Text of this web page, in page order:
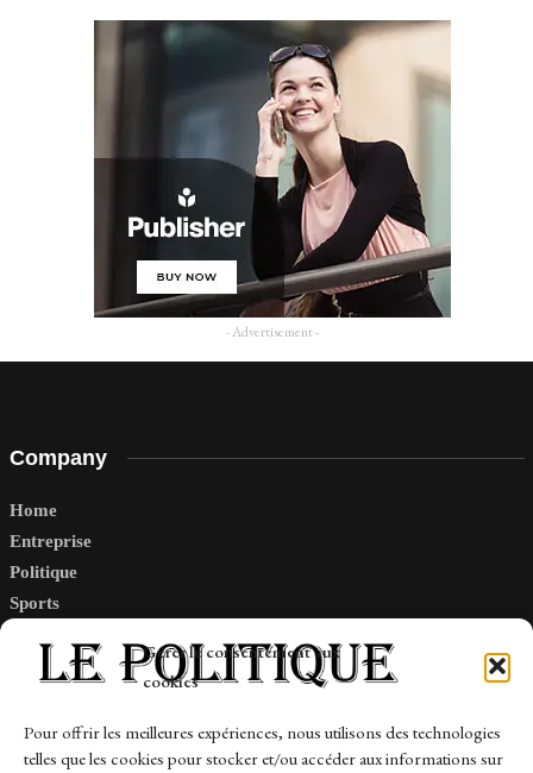
Gérer le consentement aux
cookies
Pour offrir les meilleures expériences, nous utilisons des technologies
telles que les cookies pour stocker et/ou accéder aux informations sur
- Advertisement -
Company
Home
Entreprise
Politique
Sports